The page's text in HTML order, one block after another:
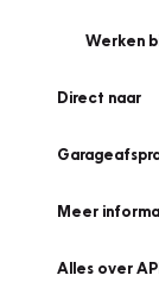
Werken
Direct naar
Meer
Alles over